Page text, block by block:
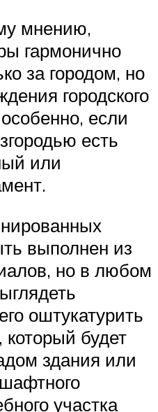
мнению,
гармонично
за городом, но
городского
если
есть
или
выполнен из
но в любом
оштукатурить
который будет
здания или
участка